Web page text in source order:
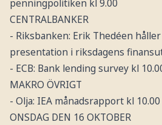
penningpolitiken kl 9.00
CENTRALBANKER
- Riksbanken: Erik Thedéen
presentation i riksdagens
- ECB: Bank lending survey kl
MAKRO ÖVRIGT
- Olja: IEA månadsrapport kl 10.00
ONSDAG DEN 16 OKTOBER